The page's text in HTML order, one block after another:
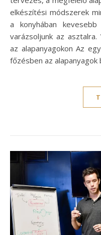
elkészítési módszerek
a konyhában
varázsoljunk az asztalra.
az alapanyagokon Az
főzésben az